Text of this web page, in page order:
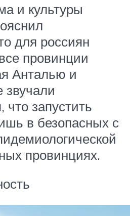
и культуры
для россиян
провинции
Анталью и
звучали
что запустить
в безопасных с
провинциях.